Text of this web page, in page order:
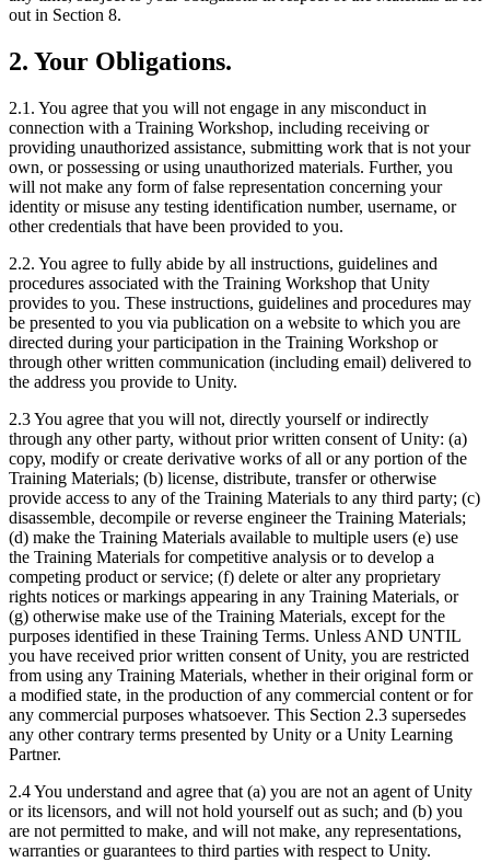
out in Section 8.
2. Your Obligations.
2.1. You agree that you will not engage in any misconduct in
connection with a Training Workshop, including receiving or
providing unauthorized assistance, submitting work that is not your
own, or possessing or using unauthorized materials. Further, you
will not make any form of false representation concerning your
identity or misuse any testing identification number, username, or
other credentials that have been provided to you.
2.2. You agree to fully abide by all instructions, guidelines and
procedures associated with the Training Workshop that Unity
provides to you. These instructions, guidelines and procedures may
be presented to you via publication on a website to which you are
directed during your participation in the Training Workshop or
through other written communication (including email) delivered to
the address you provide to Unity.
2.3 You agree that you will not, directly yourself or indirectly
through any other party, without prior written consent of Unity: (a)
copy, modify or create derivative works of all or any portion of the
Training Materials; (b) license, distribute, transfer or otherwise
provide access to any of the Training Materials to any third party; (c)
disassemble, decompile or reverse engineer the Training Materials;
(d) make the Training Materials available to multiple users (e) use
the Training Materials for competitive analysis or to develop a
competing product or service; (f) delete or alter any proprietary
rights notices or markings appearing in any Training Materials, or
(g) otherwise make use of the Training Materials, except for the
purposes identified in these Training Terms. Unless AND UNTIL
you have received prior written consent of Unity, you are restricted
from using any Training Materials, whether in their original form or
a modified state, in the production of any commercial content or for
any commercial purposes whatsoever. This Section 2.3 supersedes
any other contrary terms presented by Unity or a Unity Learning
Partner.
2.4 You understand and agree that (a) you are not an agent of Unity
or its licensors, and will not hold yourself out as such; and (b) you
are not permitted to make, and will not make, any representations,
warranties or guarantees to third parties with respect to Unity.